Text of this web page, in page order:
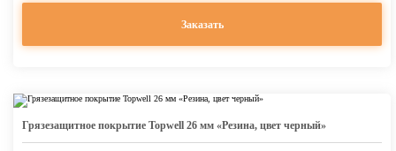
Заказать
Грязезащитное покрытие Topwell 26 мм «Резина, цвет черный»